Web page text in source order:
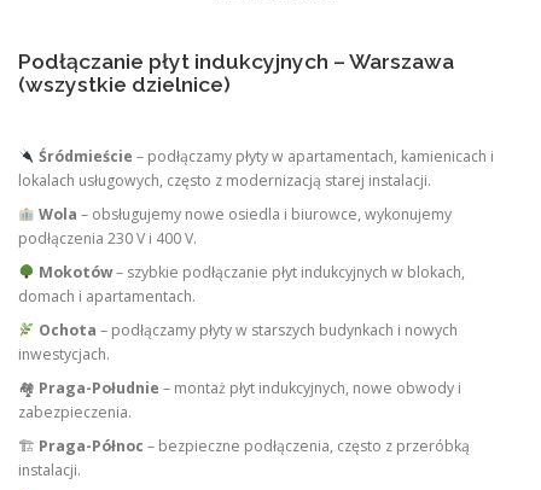
Podłączanie płyt indukcyjnych – Warszawa
(wszystkie dzielnice)
Śródmieście – podłączamy płyty w apartamentach, kamienicach i
lokalach usługowych, często z modernizacją starej instalacji.
Wola – obsługujemy nowe osiedla i biurowce, wykonujemy
podłączenia 230 V i 400 V.
Mokotów– szybkie podłączanie płyt indukcyjnych w blokach,
domach i apartamentach.
Ochota – podłączamy płyty w starszych budynkach i nowych
inwestycjach.
🏘 Praga-Południe – montaż płyt indukcyjnych, nowe obwody i
zabezpieczenia.
🏗 Praga-Północ – bezpieczne podłączenia, często z przeróbką
instalacji.